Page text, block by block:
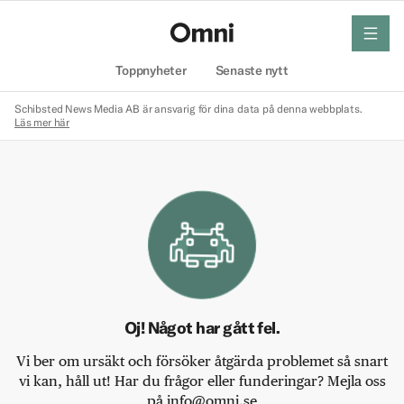
Toppnyheter Senaste nytt
meny
Schibsted News Media AB är ansvarig för dina data på denna webbplats.
Läs mer här
Oj! Något har gått fel.
Vi ber om ursäkt och försöker åtgärda problemet så snart
vi kan, håll ut! Har du frågor eller funderingar? Mejla oss